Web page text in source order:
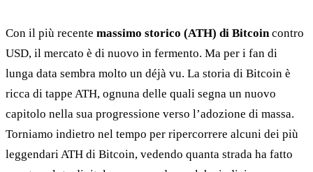
Con il più recente massimo storico (ATH) di Bitcoin contro
USD, il mercato è di nuovo in fermento. Ma per i fan di
lunga data sembra molto un déjà vu. La storia di Bitcoin è
ricca di tappe ATH, ognuna delle quali segna un nuovo
capitolo nella sua progressione verso l’adozione di massa.
Torniamo indietro nel tempo per ripercorrere alcuni dei più
leggendari ATH di Bitcoin, vedendo quanta strada ha fatto